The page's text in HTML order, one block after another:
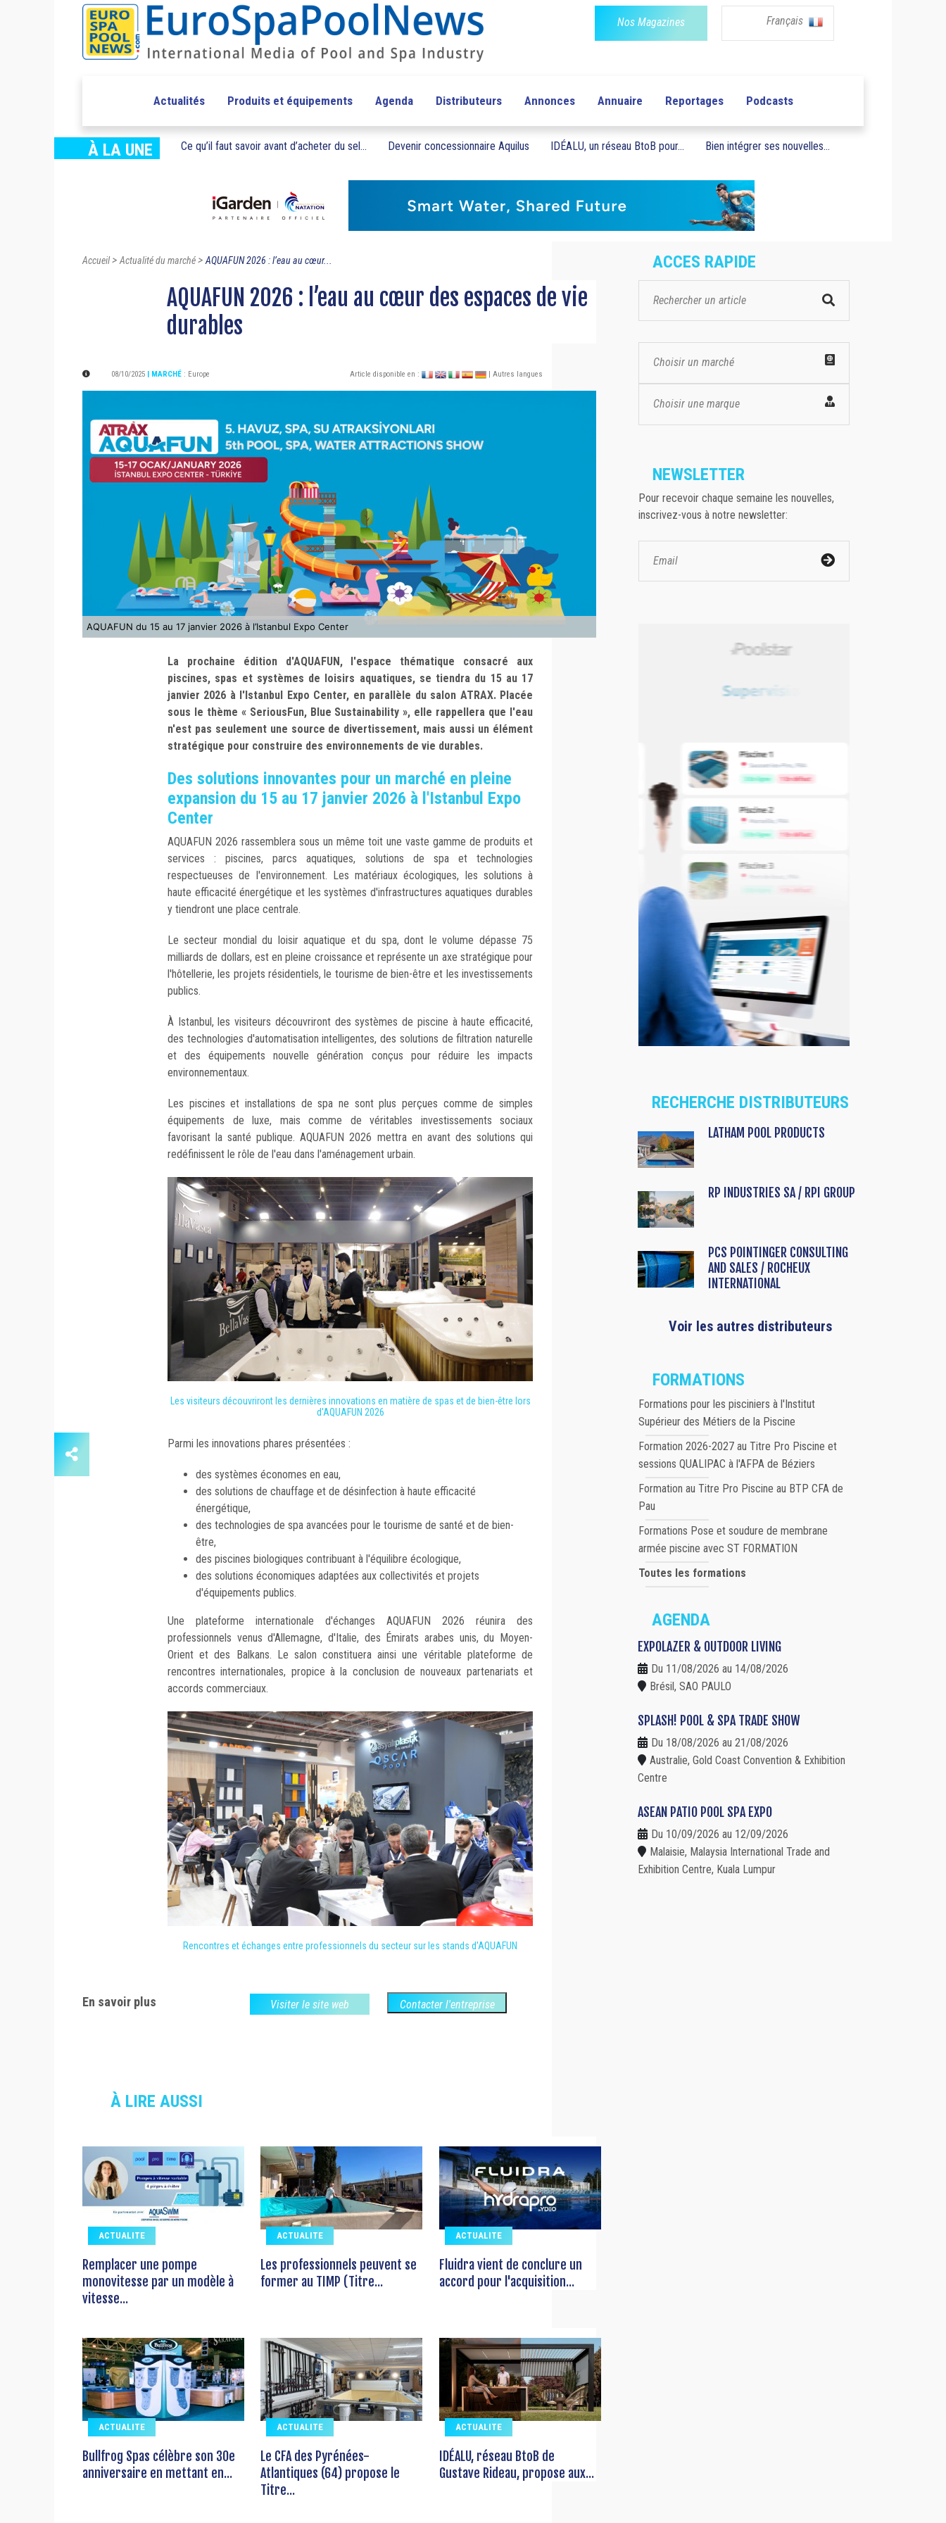
Nos Magazines Français
Actualités Produits et équipements Agenda Distributeurs Annonces Annuaire Reportages Podcasts
À LA UNE Ce qu’il faut savoir avant d’acheter du sel... Devenir concessionnaire Aquilus IDÉALU, un réseau BtoB pour... Bien intégrer ses nouvelles...
Accueil>Actualité du marché>AQUAFUN 2026 : l’eau au cœur...
AQUAFUN 2026 : l’eau au cœur des espaces de vie
durables
08/10/2025 | MARCHÉ : Europe Article disponible en : | Autres langues
AQUAFUN du 15 au 17 janvier 2026 à l’Istanbul Expo Center
La prochaine édition d'AQUAFUN, l'espace thématique consacré aux
piscines, spas et systèmes de loisirs aquatiques, se tiendra du 15 au 17
janvier 2026 à l'Istanbul Expo Center, en parallèle du salon ATRAX. Placée
sous le thème « SeriousFun, Blue Sustainability », elle rappellera que l'eau
n'est pas seulement une source de divertissement, mais aussi un élément
stratégique pour construire des environnements de vie durables.
Des solutions innovantes pour un marché en pleine
expansion du 15 au 17 janvier 2026 à l'Istanbul Expo
Center
AQUAFUN 2026 rassemblera sous un même toit une vaste gamme de produits et
services : piscines, parcs aquatiques, solutions de spa et technologies
respectueuses de l'environnement. Les matériaux écologiques, les solutions à
haute efficacité énergétique et les systèmes d'infrastructures aquatiques durables
y tiendront une place centrale.
Le secteur mondial du loisir aquatique et du spa, dont le volume dépasse 75
milliards de dollars, est en pleine croissance et représente un axe stratégique pour
l'hôtellerie, les projets résidentiels, le tourisme de bien-être et les investissements
publics.
À Istanbul, les visiteurs découvriront des systèmes de piscine à haute efficacité,
des technologies d'automatisation intelligentes, des solutions de filtration naturelle
et des équipements nouvelle génération conçus pour réduire les impacts
environnementaux.
Les piscines et installations de spa ne sont plus perçues comme de simples
équipements de luxe, mais comme de véritables investissements sociaux
favorisant la santé publique. AQUAFUN 2026 mettra en avant des solutions qui
redéfinissent le rôle de l'eau dans l'aménagement urbain.
Les visiteurs découvriront les dernières innovations en matière de spas et de bien-être lors
d'AQUAFUN 2026
Parmi les innovations phares présentées :
des systèmes économes en eau,
des solutions de chauffage et de désinfection à haute efficacité
énergétique,
des technologies de spa avancées pour le tourisme de santé et de bien-
être,
des piscines biologiques contribuant à l'équilibre écologique,
des solutions économiques adaptées aux collectivités et projets
d'équipements publics.
Une plateforme internationale d'échanges AQUAFUN 2026 réunira des
professionnels venus d'Allemagne, d'Italie, des Émirats arabes unis, du Moyen-
Orient et des Balkans. Le salon constituera ainsi une véritable plateforme de
rencontres internationales, propice à la conclusion de nouveaux partenariats et
accords commerciaux.
Rencontres et échanges entre professionnels du secteur sur les stands d'AQUAFUN
En savoir plus Visiter le site web Contacter l'entreprise
À LIRE AUSSI
ACTUALITE
Remplacer une pompe
monovitesse par un modèle à
vitesse...
ACTUALITE
Les professionnels peuvent se
former au TIMP (Titre...
ACTUALITE
Fluidra vient de conclure un
accord pour l'acquisition...
ACTUALITE
Bullfrog Spas célèbre son 30e
anniversaire en mettant en...
ACTUALITE
Le CFA des Pyrénées-
Atlantiques (64) propose le
Titre...
ACTUALITE
IDÉALU, réseau BtoB de
Gustave Rideau, propose aux...
ACCES RAPIDE
Choisir un marché
Choisir une marque
NEWSLETTER
Pour recevoir chaque semaine les nouvelles,
inscrivez-vous à notre newsletter:
RECHERCHE DISTRIBUTEURS
LATHAM POOL PRODUCTS
RP INDUSTRIES SA / RPI GROUP
PCS POINTINGER CONSULTING
AND SALES / ROCHEUX
INTERNATIONAL
Voir les autres distributeurs
FORMATIONS
Formations pour les pisciniers à l'Institut
Supérieur des Métiers de la Piscine
Formation 2026-2027 au Titre Pro Piscine et
sessions QUALIPAC à l'AFPA de Béziers
Formation au Titre Pro Piscine au BTP CFA de
Pau
Formations Pose et soudure de membrane
armée piscine avec ST FORMATION
Toutes les formations
AGENDA
EXPOLAZER & OUTDOOR LIVING
Du 11/08/2026 au 14/08/2026
Brésil, SAO PAULO
SPLASH! POOL & SPA TRADE SHOW
Du 18/08/2026 au 21/08/2026
Australie, Gold Coast Convention & Exhibition
Centre
ASEAN PATIO POOL SPA EXPO
Du 10/09/2026 au 12/09/2026
Malaisie, Malaysia International Trade and
Exhibition Centre, Kuala Lumpur